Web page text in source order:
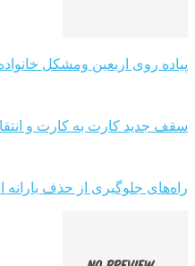
پیاده روی اربعین ومشکل
سقف جدید کارت به کارت و
راه‌های جلوگیری از حذف یارانه